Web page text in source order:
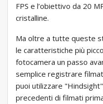
FPS e l’obiettivo da 20
cristalline.
Ma oltre a tutte queste
le caratteristiche più
fotocamera un passo
semplice registrare
puoi utilizzare
precedenti di filmati